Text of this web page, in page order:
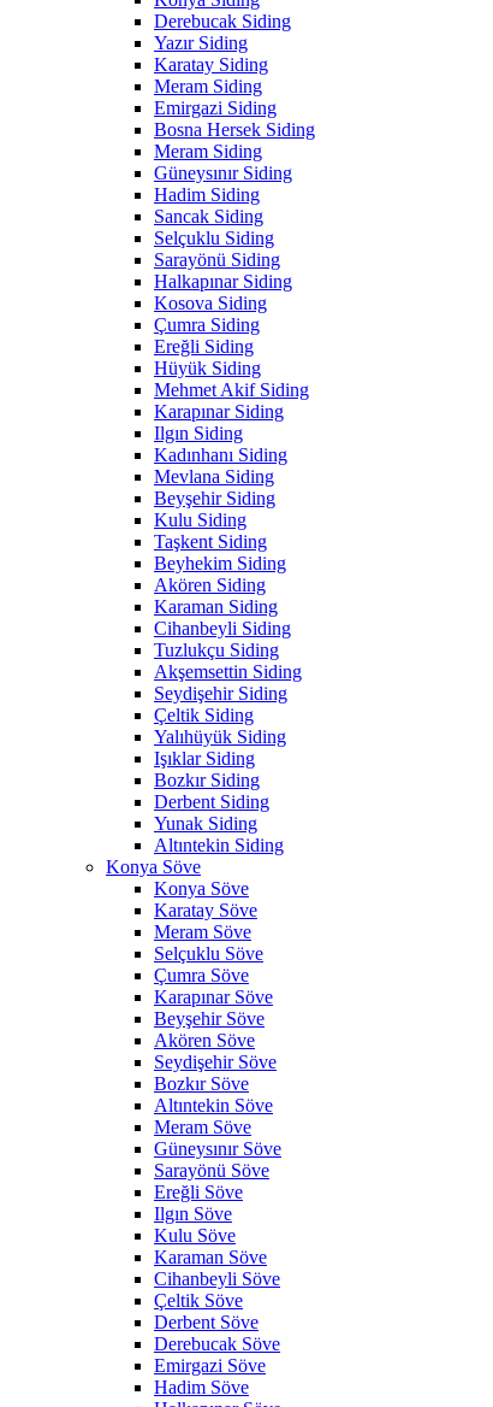
Derebucak Siding
Yazır Siding
Karatay Siding
Meram Siding
Emirgazi Siding
Bosna Hersek Siding
Meram Siding
Güneysınır Siding
Hadim Siding
Sancak Siding
Selçuklu Siding
Sarayönü Siding
Halkapınar Siding
Kosova Siding
Çumra Siding
Ereğli Siding
Hüyük Siding
Mehmet Akif Siding
Karapınar Siding
Ilgın Siding
Kadınhanı Siding
Mevlana Siding
Beyşehir Siding
Kulu Siding
Taşkent Siding
Beyhekim Siding
Akören Siding
Karaman Siding
Cihanbeyli Siding
Tuzlukçu Siding
Akşemsettin Siding
Seydişehir Siding
Çeltik Siding
Yalıhüyük Siding
Işıklar Siding
Bozkır Siding
Derbent Siding
Yunak Siding
Altıntekin Siding
Konya Söve
Konya Söve
Karatay Söve
Meram Söve
Selçuklu Söve
Çumra Söve
Karapınar Söve
Beyşehir Söve
Akören Söve
Seydişehir Söve
Bozkır Söve
Altıntekin Söve
Meram Söve
Güneysınır Söve
Sarayönü Söve
Ereğli Söve
Ilgın Söve
Kulu Söve
Karaman Söve
Cihanbeyli Söve
Çeltik Söve
Derbent Söve
Derebucak Söve
Emirgazi Söve
Hadim Söve